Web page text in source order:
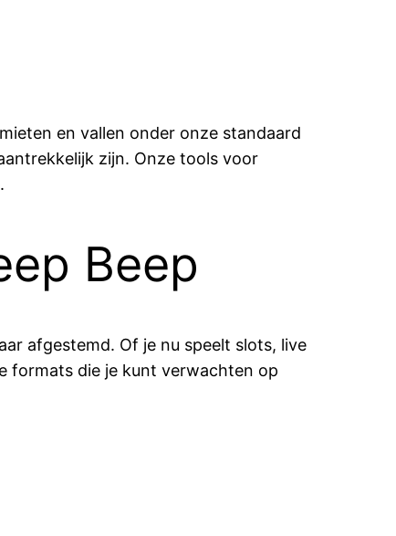
en vallen onder onze standaard
zijn. Onze tools voor
Beep
afgestemd. Of je nu speelt slots, live
formats die je kunt verwachten op